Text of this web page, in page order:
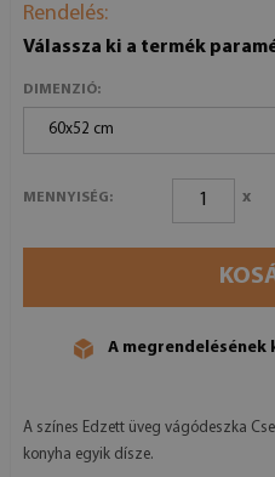
Rendelés:
Válassza ki a termék
DIMENZIÓ:
60x52 cm
MENNYISÉG: x
A megrendelésének
A színes Edzett üveg vágódeszka
konyha egyik dísze.